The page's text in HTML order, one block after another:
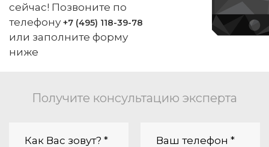
сейчас! Позвоните по
телефону +7 (495) 118-39-78
или заполните форму
ниже
Получите консультацию эксперта